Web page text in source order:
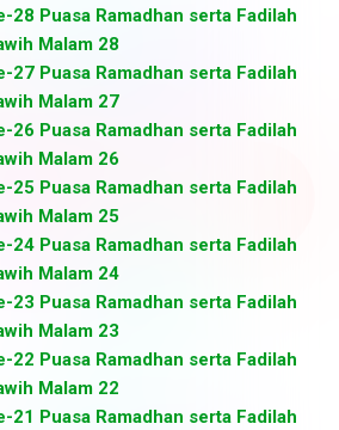
28 Puasa Ramadhan serta Fadilah
Malam 28
27 Puasa Ramadhan serta Fadilah
Malam 27
26 Puasa Ramadhan serta Fadilah
Malam 26
25 Puasa Ramadhan serta Fadilah
Malam 25
24 Puasa Ramadhan serta Fadilah
Malam 24
23 Puasa Ramadhan serta Fadilah
Malam 23
22 Puasa Ramadhan serta Fadilah
Malam 22
21 Puasa Ramadhan serta Fadilah